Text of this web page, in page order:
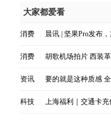
大家都爱看
消费 晨讯 | 坚果Pro发布
消费 胡歌机场拍片 西装
资讯 要的就是这种质感
科技 上海福利｜交通卡